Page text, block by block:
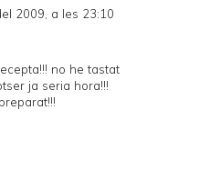
2009, a les 23:10
no he tastat
ja seria hora!!!